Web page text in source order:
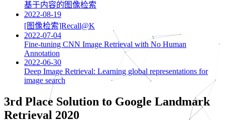
基于内容的图像检索
2022-08-19
[图像检索]Recall@K
2022-07-04
Fine-tuning CNN Image Retrieval with No Human
Annotation
2022-06-30
Deep Image Retrieval: Learning global representations for
image search
3rd Place Solution to Google Landmark
Retrieval 2020